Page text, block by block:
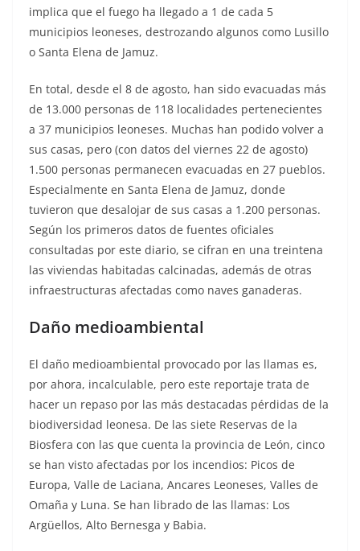
implica que el fuego ha llegado a 1 de cada 5
municipios leoneses, destrozando algunos como Lusillo
o Santa Elena de Jamuz.
En total, desde el 8 de agosto, han sido evacuadas más
de 13.000 personas de 118 localidades pertenecientes
a 37 municipios leoneses. Muchas han podido volver a
sus casas, pero (con datos del viernes 22 de agosto)
1.500 personas permanecen evacuadas en 27 pueblos.
Especialmente en Santa Elena de Jamuz, donde
tuvieron que desalojar de sus casas a 1.200 personas.
Según los primeros datos de fuentes oficiales
consultadas por este diario, se cifran en una treintena
las viviendas habitadas calcinadas, además de otras
infraestructuras afectadas como naves ganaderas.
Daño medioambiental
El daño medioambiental provocado por las llamas es,
por ahora, incalculable, pero este reportaje trata de
hacer un repaso por las más destacadas pérdidas de la
biodiversidad leonesa. De las siete Reservas de la
Biosfera con las que cuenta la provincia de León, cinco
se han visto afectadas por los incendios: Picos de
Europa, Valle de Laciana, Ancares Leoneses, Valles de
Omaña y Luna. Se han librado de las llamas: Los
Argüellos, Alto Bernesga y Babia.